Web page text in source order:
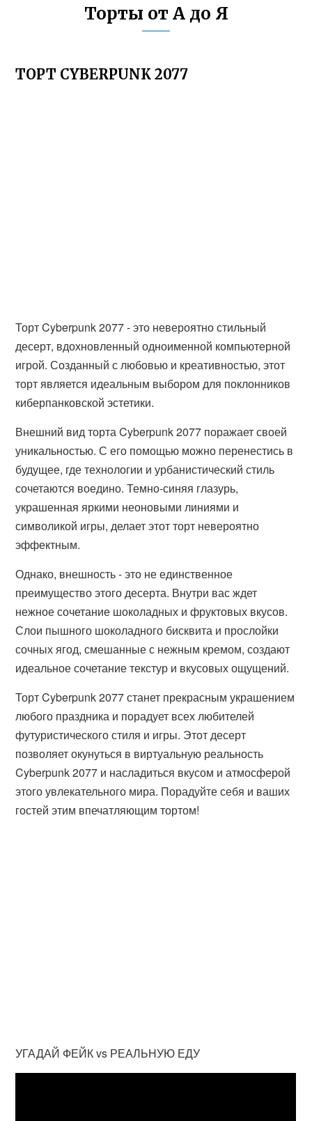
Торты от А до Я
ТОРТ CYBERPUNK 2077
Торт Cyberpunk 2077 - это невероятно стильный
десерт, вдохновленный одноименной компьютерной
игрой. Созданный с любовью и креативностью, этот
торт является идеальным выбором для поклонников
киберпанковской эстетики.
Внешний вид торта Cyberpunk 2077 поражает своей
уникальностью. С его помощью можно перенестись в
будущее, где технологии и урбанистический стиль
сочетаются воедино. Темно-синяя глазурь,
украшенная яркими неоновыми линиями и
символикой игры, делает этот торт невероятно
эффектным.
Однако, внешность - это не единственное
преимущество этого десерта. Внутри вас ждет
нежное сочетание шоколадных и фруктовых вкусов.
Слои пышного шоколадного бисквита и прослойки
сочных ягод, смешанные с нежным кремом, создают
идеальное сочетание текстур и вкусовых ощущений.
Торт Cyberpunk 2077 станет прекрасным украшением
любого праздника и порадует всех любителей
футуристического стиля и игры. Этот десерт
позволяет окунуться в виртуальную реальность
Cyberpunk 2077 и насладиться вкусом и атмосферой
этого увлекательного мира. Порадуйте себя и ваших
гостей этим впечатляющим тортом!
УГАДАЙ ФЕЙК vs РЕАЛЬНУЮ ЕДУ